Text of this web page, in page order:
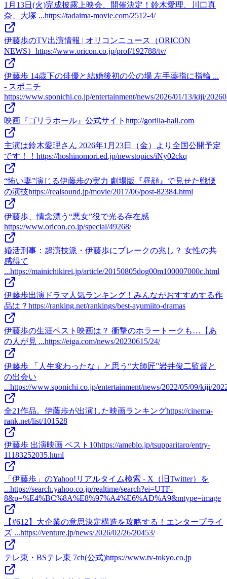
1月13日(火)完成披露上映会、開催決定！鈴木愛理、川口真
奈、大塚 ...https://tadaima-movie.com/2512-4/
伊藤歩のTV出演情報 | オリコンニュース（ORICON
NEWS） https://www.oricon.co.jp/prof/192788/tv/
伊藤歩 14歳下の俳優と結婚後初の公の場 左手薬指に指輪 ...
- スポニチ
https://www.sponichi.co.jp/entertainment/news/2026/01/13/kiji/
映画『ゴリラホール』公式サイト http://gorilla-hall.com
主演は鈴木愛理さん 2026年1月23日（金）より全国公開予定
です！！ https://hoshinomori.ed.jp/newstopics/iNy02ckq
“怖い妻”演じる伊藤歩の実力 劇場版『昼顔』で見せた戦慄
の演技https://realsound.jp/movie/2017/06/post-82384.html
伊藤歩、情念漂う“悪女”役で光る存在感
https://www.oricon.co.jp/special/49268/
婚活刑事：超演技派・伊藤歩にブレークの兆し？ 女性の共
感得て
...https://mainichikirei.jp/article/20150805dog00m100007000c.html
伊藤歩出演ドラマ人気ランキング！みんながおすすめする作
品は？ https://ranking.net/rankings/best-ayumiito-dramas
伊藤歩の生涯ベスト映画は？ 衝撃のホラートークも…【あ
の人が見 ...https://eiga.com/news/20230615/24/
伊藤歩 「人生変わったな」と思う“大師匠”岩井俊二監督と
の出会い
...https://www.sponichi.co.jp/entertainment/news/2022/05/09/kiji/
全21作品。伊藤歩が出演した映画ランキングhttps://cinema-
rank.net/list/101528
伊藤歩 出演映画 ベスト10https://ameblo.jp/tsupparitaro/entry-
11183252035.html
「伊藤歩」のYahoo!リアルタイム検索 - X（旧Twitter）を
...https://search.yahoo.co.jp/realtime/search?ei=UTF-
8&p=%E4%BC%8A%E8%97%A4%E6%AD%A9&mtype=image
【#612】大企業の意思決定構造を攻略する！エンタープライ
ズ ...https://venture.jp/news/2026/02/26/20453/
テレ東・BSテレ東 7ch(公式)https://www.tv-tokyo.co.jp